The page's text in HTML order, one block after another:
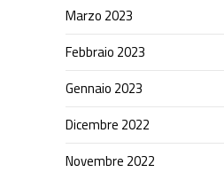
Marzo 2023
Febbraio 2023
Gennaio 2023
Dicembre 2022
Novembre 2022